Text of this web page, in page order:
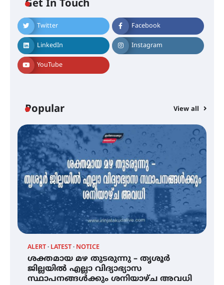
Get In Touch
Twitter Facebook
LinkedIn Instagram
YouTube
Popular View all
ALERT LATEST NOTICE
ശക്തമായ മഴ തുടരുന്നു – തൃശൂർ
ജില്ലയിൽ എല്ലാ വിദ്യാഭ്യാസ
സ്ഥാപനങ്ങൾക്കും ശനിയാഴ്ച അവധി
എം.ജി. യൂണിവേഴ്‌സിറ്റിയിൽ നിന്ന്
ഇംഗ്ളീഷ് സാഹിത്യത്തിൽ
ഡോക്ടറേറ്റ് നേടിയ എൻ. ആര്യ
വെള്ളിയാഴ്ച സ്‌ക്രീൻ ചെയ്യുന്നു
സെന്റ് ജോസഫ്സ് കോളജ്
കോമേഴ്‌സ് അസോസിയേഷന്
തുടക്കമായി
കോമേഴ്സ് എക്സ്പോയുമായി
എസ് എൻ ഹയർ സെക്കൻഡറി
വിദ്യാർത്ഥികൾ
സർഗ്ഗസാഹിതി- കവിതാസംഗമം
2026 കവിതാ ചർച്ച കാട്ടൂർ, ടി. കെ.
ബാലൻ ഹാളിൽ 16ന്